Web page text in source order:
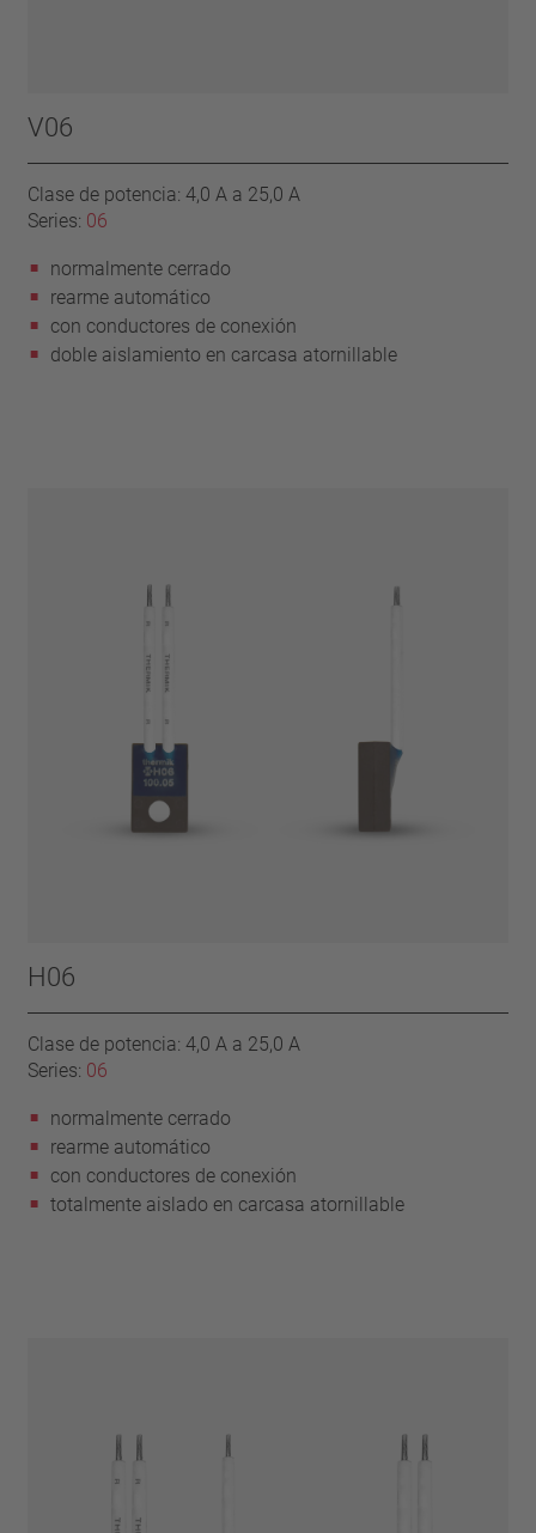
V06
Clase de potencia: 4,0 A a 25,0 A
Series: 06
normalmente cerrado
rearme automático
con conductores de conexión
doble aislamiento en carcasa atornillable
H06
Clase de potencia: 4,0 A a 25,0 A
Series: 06
normalmente cerrado
rearme automático
con conductores de conexión
totalmente aislado en carcasa atornillable